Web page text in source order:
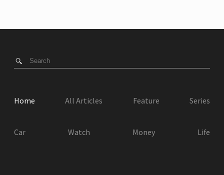
Home All Articles Feature Series
Car Watch Money Life